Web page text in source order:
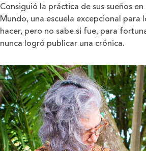
Consiguió la práctica de sus sueños
Mundo, una escuela excepcional para
hacer, pero no sabe si fue, para
nunca logró publicar una crónica.